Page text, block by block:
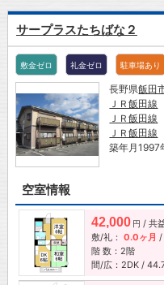
サープラスたちばな２
敷金ゼロ 礼金ゼロ 駐車場あり
長野県飯田
ＪＲ飯田線
ＪＲ飯田線
ＪＲ飯田線
築年月1997
空室情報
42,000 円 / 共
敷/礼： 0.0ヶ月 /
階 数：2階
間/広：2DK /